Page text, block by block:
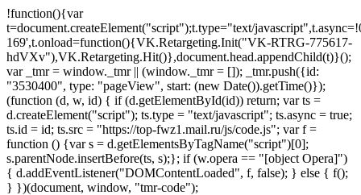
!function(){var
t=document.createElement("script");t.type="text/
169',t.onload=function(){VK.Retargeting.Init("VK-RTRG-775617-
hdVXv"),VK.Retargeting.Hit()},document.head.appendChild(t)}();
var _tmr = window._tmr || (window._tmr = []); _tmr.push({id:
"3530400", type: "pageView", start: (new Date()).getTime()});
(function (d, w, id) { if (d.getElementById(id)) return; var ts =
d.createElement("script"); ts.type = "text/javascript"; ts.async = true;
ts.id = id; ts.src = "https://top-fwz1.mail.ru/js/code.js"; var f =
function () {var s = d.getElementsByTagName("script")[0];
s.parentNode.insertBefore(ts, s);}; if (w.opera == "[object Opera]")
{ d.addEventListener("DOMContentLoaded", f, false); } else { f();
} })(document, window, "tmr-code");